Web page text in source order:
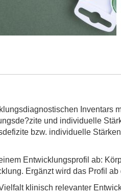
Inventars
und individuelle
bzw. individuelle
Entwicklungsprofil ab:
Ergänzt wird das Profil
klinisch relevanter